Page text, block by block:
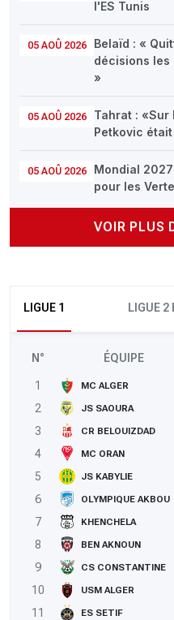
l'ES Tunis
05 AOÛ 2026
Belaïd : «
décisions
»
05 AOÛ 2026
Tahrat :
Petkovic
05 AOÛ 2026
Mondial
pour les
VOIR PLUS
LIGUE 1 LIGUE 2
N° ÉQUIPE
1 MC ALGER
2
JS SAOURA
3
CR BELOUIZDAD
4
MC ORAN
5
JS KABYLIE
6
OLYMPIQUE AKBOU
7
KHENCHELA
8
BEN AKNOUN
9
CS CONSTANTINE
10
USM ALGER
11
ES SETIF